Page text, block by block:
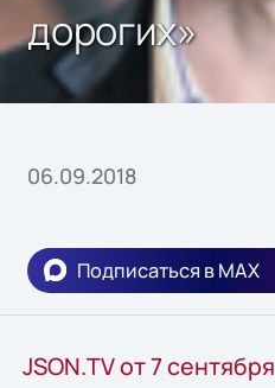
дорогих»
06.09.2018
Подписаться в MAX
JSON.TV от 7 сентября